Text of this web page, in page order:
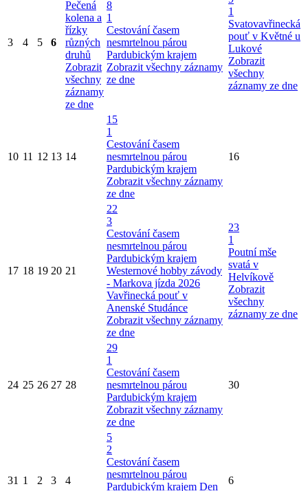
3 4 5 6
Pečená
kolena a
řízky
různých
druhů
Zobrazit
všechny
záznamy
ze dne
8
1
Cestování časem
nesmrtelnou párou
Pardubickým krajem
Zobrazit všechny záznamy
ze dne
1
Svatovavřinecká
pouť v Květné u
Lukové
Zobrazit
všechny
záznamy ze dne
10 11 12 13 14
15
1
Cestování časem
nesmrtelnou párou
Pardubickým krajem
Zobrazit všechny záznamy
ze dne
16
17 18 19 20 21
22
3
Cestování časem
nesmrtelnou párou
Pardubickým krajem
Westernové hobby závody
- Markova jízda 2026
Vavřinecká pouť v
Anenské Studánce
Zobrazit všechny záznamy
ze dne
23
1
Poutní mše
svatá v
Helvíkově
Zobrazit
všechny
záznamy ze dne
24 25 26 27 28
29
1
Cestování časem
nesmrtelnou párou
Pardubickým krajem
Zobrazit všechny záznamy
ze dne
30
31 1 2 3 4
5
2
Cestování časem
nesmrtelnou párou
Pardubickým krajem Den
6